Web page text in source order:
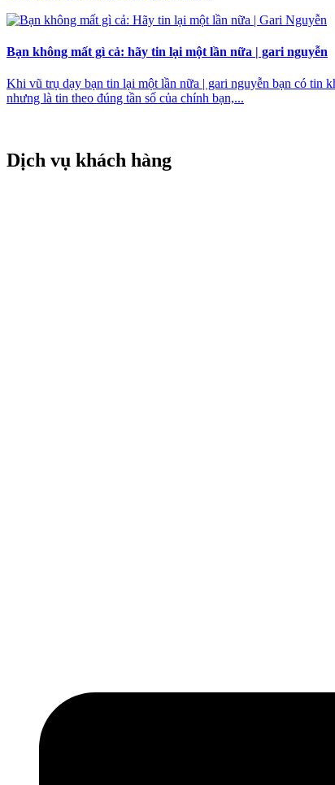
Bạn không mất gì cả: hãy tin lại một lần nữa | gari nguyễn
Khi vũ trụ dạy bạn tin lại một lần nữa | gari nguyễn bạn có tin
nhưng là tin theo đúng tần số của chính bạn,...
Dịch vụ khách hàng